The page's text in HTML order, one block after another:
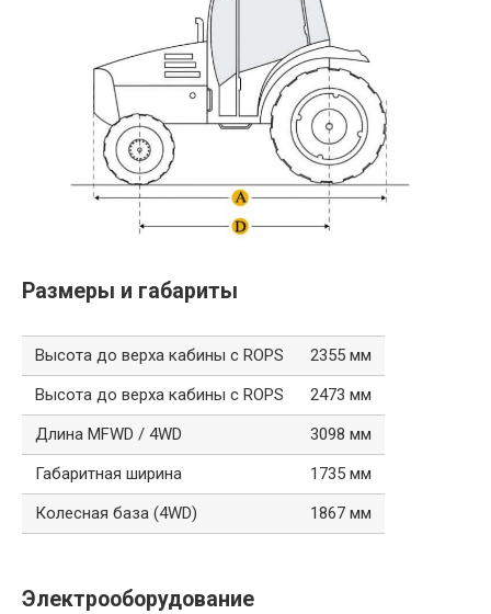
Размеры и габариты
Высота до верха кабины с ROPS
2355 мм
Высота до верха кабины с ROPS
2473 мм
Длина MFWD / 4WD
3098 мм
Габаритная ширина
1735 мм
Колесная база (4WD)
1867 мм
Электрооборудование